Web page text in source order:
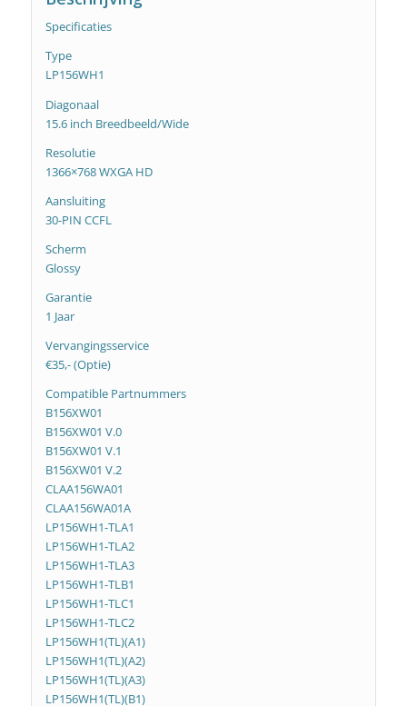
Specificaties
Type
LP156WH1
Diagonaal
15.6 inch Breedbeeld/Wide
Resolutie
1366×768 WXGA HD
Aansluiting
30-PIN CCFL
Scherm
Glossy
Garantie
1 Jaar
Vervangingsservice
€35,- (Optie)
Compatible Partnummers
B156XW01
B156XW01 V.0
B156XW01 V.1
B156XW01 V.2
CLAA156WA01
CLAA156WA01A
LP156WH1-TLA1
LP156WH1-TLA2
LP156WH1-TLA3
LP156WH1-TLB1
LP156WH1-TLC1
LP156WH1-TLC2
LP156WH1(TL)(A1)
LP156WH1(TL)(A2)
LP156WH1(TL)(A3)
LP156WH1(TL)(B1)